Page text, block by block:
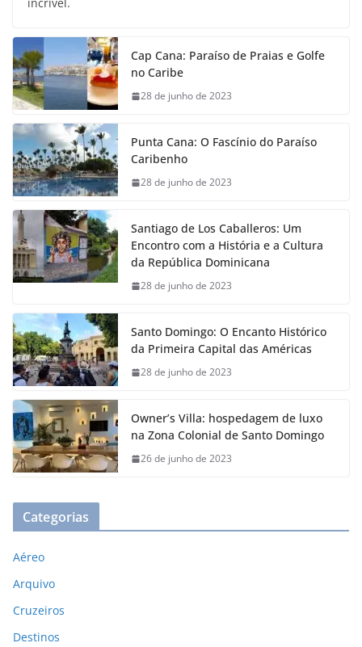
incrível.
Cap Cana: Paraíso de Praias e Golfe
no Caribe
28 de junho de 2023
Punta Cana: O Fascínio do Paraíso
Caribenho
28 de junho de 2023
Santiago de Los Caballeros: Um
Encontro com a História e a Cultura
da República Dominicana
28 de junho de 2023
Santo Domingo: O Encanto Histórico
da Primeira Capital das Américas
28 de junho de 2023
Owner’s Villa: hospedagem de luxo
na Zona Colonial de Santo Domingo
26 de junho de 2023
Categorias
Aéreo
Arquivo
Cruzeiros
Destinos